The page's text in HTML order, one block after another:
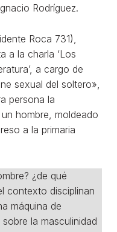
Rodríguez.
Roca 731),
a la charla ‘Los
a cargo de
sexual del soltero»,
persona la
hombre, moldeado
a la primaria
¿de qué
contexto disciplinan
máquina de
la masculinidad